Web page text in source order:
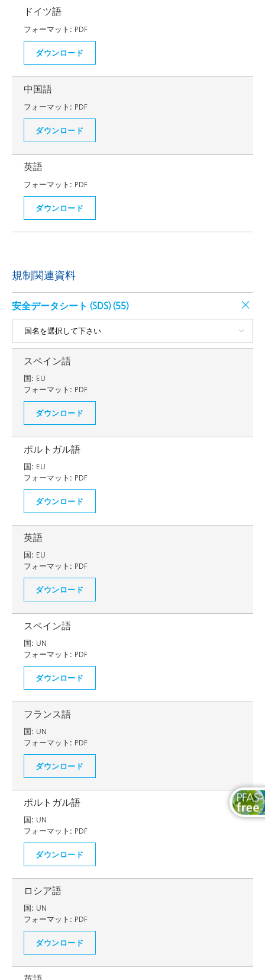
ドイツ語
フォーマット: PDF
ダウンロード
中国語
フォーマット: PDF
ダウンロード
英語
フォーマット: PDF
ダウンロード
規制関連資料
安全データシート (SDS) (55)
スペイン語
国: EU
フォーマット: PDF
ダウンロード
ポルトガル語
国: EU
フォーマット: PDF
ダウンロード
英語
国: EU
フォーマット: PDF
ダウンロード
スペイン語
国: UN
フォーマット: PDF
ダウンロード
フランス語
国: UN
フォーマット: PDF
ダウンロード
ポルトガル語
国: UN
フォーマット: PDF
ダウンロード
ロシア語
国: UN
フォーマット: PDF
ダウンロード